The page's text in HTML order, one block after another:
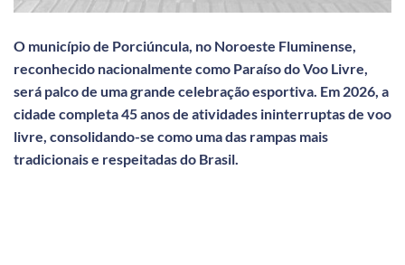
O município de Porciúncula, no Noroeste Fluminense,
reconhecido nacionalmente como Paraíso do Voo Livre,
será palco de uma grande celebração esportiva. Em 2026, a
cidade completa 45 anos de atividades ininterruptas de voo
livre, consolidando-se como uma das rampas mais
tradicionais e respeitadas do Brasil.